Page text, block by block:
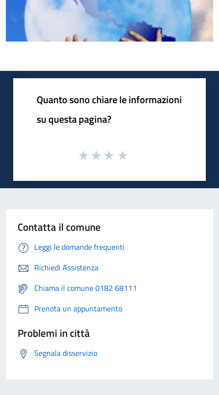
Quanto sono chiare le informazioni
su questa pagina?
Contatta il comune
Leggi le domande frequenti
Richiedi Assistenza
Chiama il comune 0182 68111
Prenota un appuntamento
Problemi in città
Segnala disservizio